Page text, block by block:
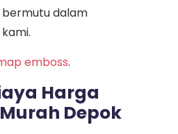
dalam
emboss.
Harga
Depok